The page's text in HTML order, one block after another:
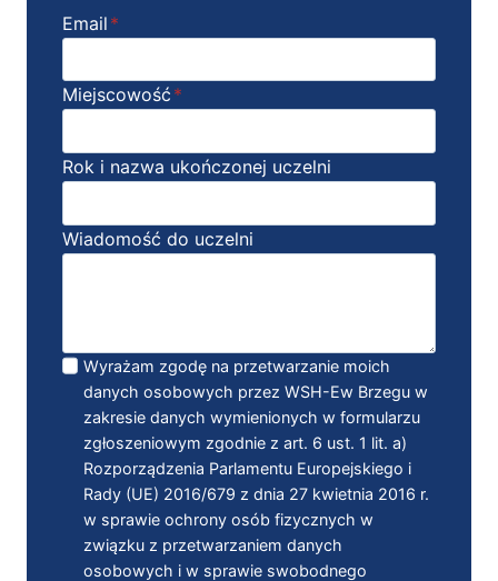
Email *
Miejscowość *
Rok i nazwa ukończonej uczelni
Wiadomość do uczelni
Wyrażam zgodę na przetwarzanie moich
danych osobowych przez WSH-Ew Brzegu w
zakresie danych wymienionych w formularzu
zgłoszeniowym zgodnie z art. 6 ust. 1 lit. a)
Rozporządzenia Parlamentu Europejskiego i
Rady (UE) 2016/679 z dnia 27 kwietnia 2016 r.
w sprawie ochrony osób fizycznych w
związku z przetwarzaniem danych
osobowych i w sprawie swobodnego